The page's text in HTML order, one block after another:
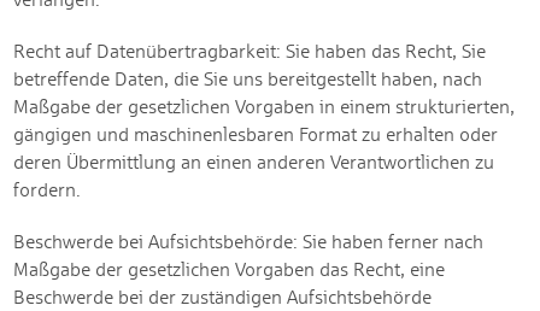
Recht auf Datenübertragbarkeit: Sie haben das Recht, Sie
betreffende Daten, die Sie uns bereitgestellt haben, nach
Maßgabe der gesetzlichen Vorgaben in einem strukturierten,
gängigen und maschinenlesbaren Format zu erhalten oder
deren Übermittlung an einen anderen Verantwortlichen zu
fordern.
Beschwerde bei Aufsichtsbehörde: Sie haben ferner nach
Maßgabe der gesetzlichen Vorgaben das Recht, eine
Beschwerde bei der zuständigen Aufsichtsbehörde